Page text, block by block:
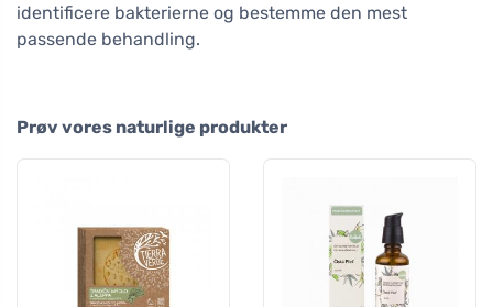
identificere bakterierne og bestemme den mest
passende behandling.
Prøv vores naturlige produkter